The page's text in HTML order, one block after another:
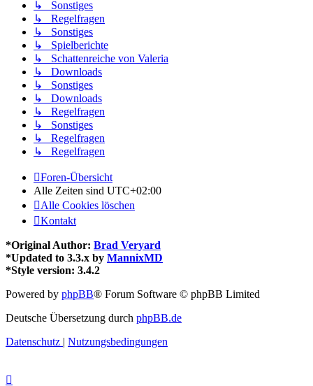
↳ Sonstiges
↳ Regelfragen
↳ Sonstiges
↳ Spielberichte
↳ Schattenreiche von Valeria
↳ Downloads
↳ Sonstiges
↳ Downloads
↳ Regelfragen
↳ Sonstiges
↳ Regelfragen
↳ Regelfragen
Foren-Übersicht
Alle Zeiten sind UTC+02:00
Alle Cookies löschen
Kontakt
*Original Author: Brad Veryard
*Updated to 3.3.x by MannixMD
*Style version: 3.4.2
Powered by phpBB® Forum Software © phpBB Limited
Deutsche Übersetzung durch phpBB.de
Datenschutz | Nutzungsbedingungen